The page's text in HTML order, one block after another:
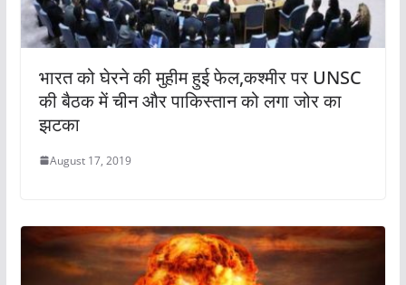
भारत को घेरने की मुहीम हुई फेल,कश्मीर पर UNSC
की बैठक में चीन और पाकिस्तान को लगा जोर का
झटका
August 17, 2019